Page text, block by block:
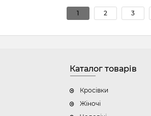
1 2 3
Каталог товарів
Кросівки
Жіночі